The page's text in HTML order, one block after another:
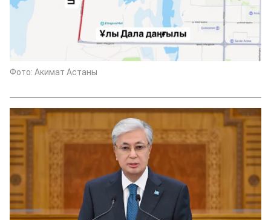
Фото: Акимат Астаны